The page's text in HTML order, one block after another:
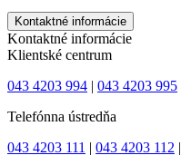
Kontaktné informácie
Kontaktné informácie
Klientské centrum
043 4203 994 | 043 4203 995
Telefónna ústredňa
043 4203 111 | 043 4203 112 |